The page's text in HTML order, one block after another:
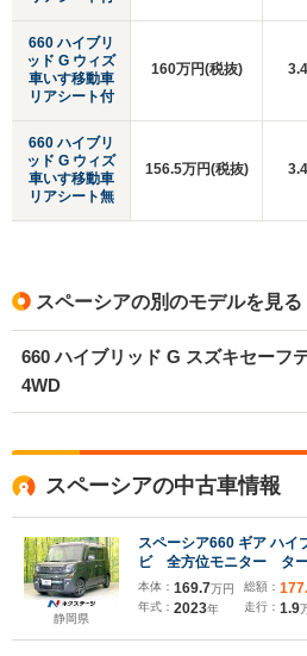
660 ハイブリ
ッド G ウィズ
車いす移動車
リアシート付
660 ハイブリ
ッド G ウィズ
車いす移動車
リアシート無
160万円(税抜)
156.5万円(税抜)
スペーシアの別のモデルを見る
660 ハイブリッド G スズキセーフ
4WD
スペーシアの中古車情報
静岡県
スペーシア660 ギア ハイ
ビ 全方位モニター タ
レーダークルーズ 両側
ヘッドアップディスプ
ートライト オートエア
本体： 169.7万円
年式： 2023年
総額：
走行： 1.9